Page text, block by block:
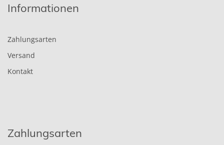
Informationen
Zahlungsarten
Versand
Kontakt
Zahlungsarten